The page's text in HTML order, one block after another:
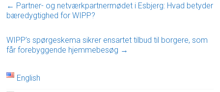
← Partner- og netværkpartnermødet i Esbjerg: Hvad betyder
bæredygtighed for WIPP?
WIPP’s spørgeskema sikrer ensartet tilbud til borgere, som
får forebyggende hjemmebesøg →
English